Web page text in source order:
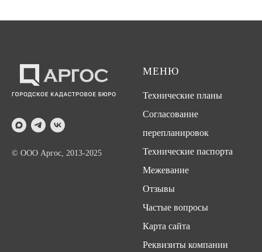
© ООО Аргос, 2013-2025
МЕНЮ
Технические планы
Согласование
перепланировок
Технические паспорта
Межевание
Отзывы
Частые вопросы
Карта сайта
Реквизиты компании